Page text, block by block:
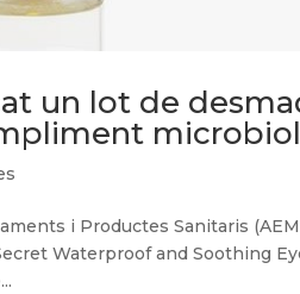
un lot de
i Productes Sanitaris
Waterproof and Soothing